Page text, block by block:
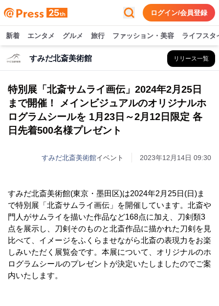
ログイン/会員登録
新着 エンタメ グルメ 旅行 ファッション・美容 ライフスタ
すみだ北斎美術館 リリース一覧
特別展「北斎サムライ画伝」2024年2月25日
まで開催！ メインビジュアルのオリジナルホ
ログラムシールを 1月23日～2月12日限定 各
日先着500名様プレゼント
すみだ北斎美術館イベント 2023年12月14日 09:30
すみだ北斎美術館(東京・墨田区)は2024年2月25日(日)ま
で特別展「北斎サムライ画伝」を開催しています。北斎や
門人がサムライを描いた作品など168点に加え、刀剣類3
点を展示し、刀剣そのものと北斎作品に描かれた刀剣を見
比べて、イメージをふくらませながら北斎の表現力をお楽
しみいただく展覧会です。本展について、オリジナルのホ
ログラムシールのプレゼントが決定いたしましたのでご案
内いたします。